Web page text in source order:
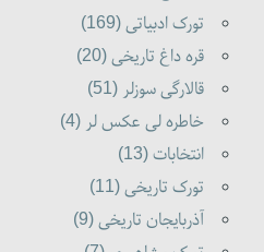
تورک ادبیاتی (169)
قره داغ تاریخی (20)
قالارگی سوزلر (51)
خاطره لی عکس لر (4)
انتخابات (13)
تورک تاریخی (11)
آذربایجان تاریخی (9)